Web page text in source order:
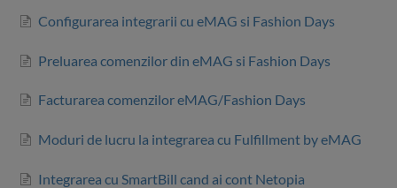
Configurarea integrarii cu eMAG si Fashion Days
Preluarea comenzilor din eMAG si Fashion Days
Facturarea comenzilor eMAG/Fashion Days
Moduri de lucru la integrarea cu Fulfillment by eMAG
Integrarea cu SmartBill cand ai cont Netopia